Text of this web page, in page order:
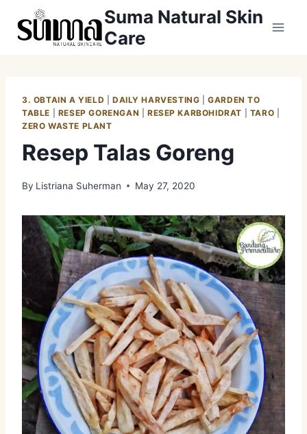
Suma Natural Skin
Care
3. OBTAIN A YIELD DAILY HARVESTING |GARDEN TO
TABLE
RESEP GORENGAN RESEP KARBOHIDRAT TARO
ZERO WASTE PLANT
Resep Talas Goreng
By Listriana Suherman May 27, 2020